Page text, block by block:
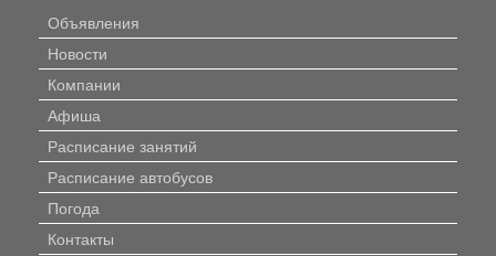
Объявления
Новости
Компании
Афиша
Расписание занятий
Расписание автобусов
Погода
Контакты